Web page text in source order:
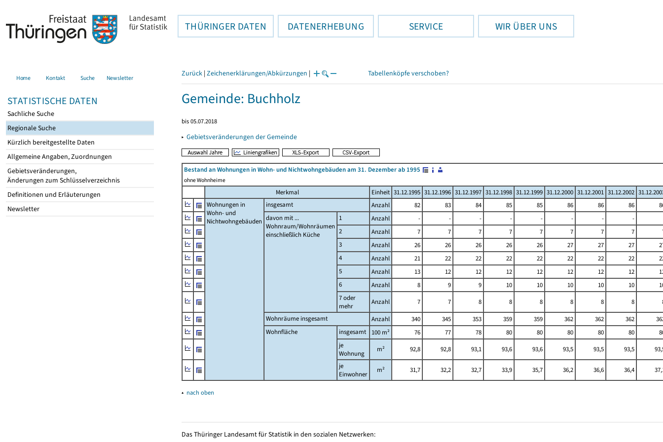
THÜRINGER DATEN DATENERHEBUNG SERVICE WIR ÜBER UNS
Home Kontakt Suche Newsletter
STATISTISCHE DATEN
Sachliche Suche
Regionale Suche
Kürzlich bereitgestellte Daten
Allgemeine Angaben, Zuordnungen
Gebietsveränderungen,
Änderungen zum Schlüsselverzeichnis
Definitionen und Erläuterungen
Newsletter
Zurück | Zeichenerklärungen/Abkürzungen | Tabellenköpfe verschoben?
Gemeinde: Buchholz
bis 05.07.2018
▸ Gebietsveränderungen der Gemeinde
Bestand an Wohnungen in Wohn- und Nichtwohngebäuden am 31. Dezember ab 1995
ohne Wohnheime
Merkmal Einheit 31.12.1995 31.12.1996 31.12.1997 31.12.1998 31.12.1999 31.12.2000 31.12.2001 31.12.2002
Wohnungen in
Wohn- und
Nichtwohngebäuden
insgesamt Anzahl 82 83 84 85 85 86 86 86
davon mit ...
Wohnraum/Wohnräumen
einschließlich Küche
1 Anzahl - - - - - - -
-
2
Anzahl 7 7 7 7 7 7 7 7
3
Anzahl 26 26 26 26 26 27 27 27
4
Anzahl 21 22 22 22 22 22 22 22
5
Anzahl 13 12 12 12 12 12 12 12
6
Anzahl 8 9 9 10 10 10 10 10
7 oder
mehr
Anzahl 7 7 8 8 8 8 8 8
Wohnräume insgesamt
Anzahl 340 345 353 359 359 362 362 362
Wohnfläche
insgesamt 100 m² 76 77 78 80 80 80 80 80
je
Wohnung
m² 92,8 92,8 93,1 93,6 93,6 93,5 93,5 93,5
je
Einwohner
m² 31,7 32,2 32,7 33,9 35,7 36,2 36,6 36,4
▴ nach oben
Das Thüringer Landesamt für Statistik in den sozialen Netzwerken: